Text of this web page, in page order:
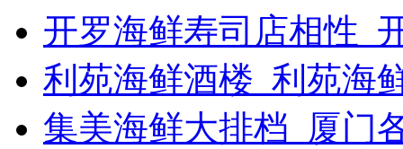
开罗海鲜寿司店相性_
利苑海鲜酒楼_利苑海
集美海鲜大排档_厦门